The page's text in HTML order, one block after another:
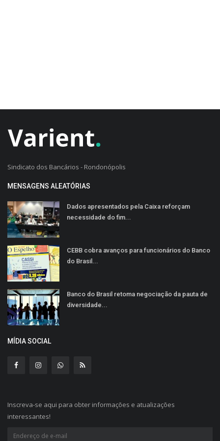
Sindicato dos Bancários - Rondonópolis
MENSAGENS ALEATÓRIAS
Dados apresentados pela Caixa reforçam
necessidade do fim...
CEBB cobra avanços para funcionários do Banco
do Brasil...
Banco do Brasil retoma negociação da pauta de
diversidade...
MÍDIA SOCIAL
Inscreva-se aqui para obter informações e atualizações
interessantes!